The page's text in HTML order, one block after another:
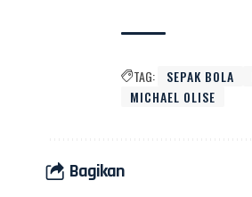
TAG: SEPAK BOLA
MICHAEL OLISE
Bagikan